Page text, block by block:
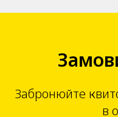
Забронюйте
в